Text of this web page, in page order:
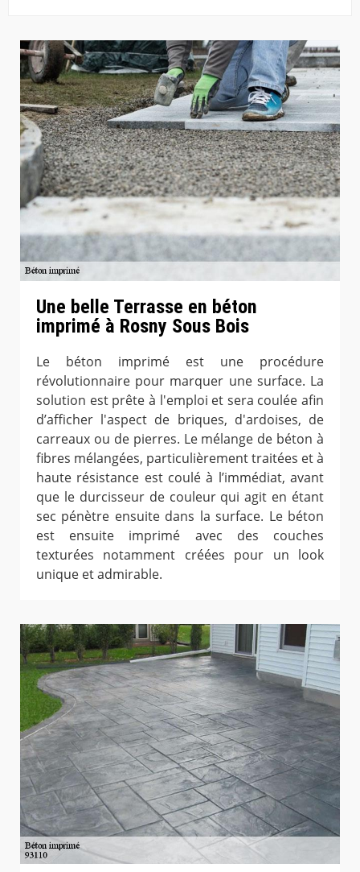
Une belle Terrasse en béton
imprimé à Rosny Sous Bois
Le béton imprimé est une procédure
révolutionnaire pour marquer une surface. La
solution est prête à l'emploi et sera coulée afin
d’afficher l'aspect de briques, d'ardoises, de
carreaux ou de pierres. Le mélange de béton à
fibres mélangées, particulièrement traitées et à
haute résistance est coulé à l’immédiat, avant
que le durcisseur de couleur qui agit en étant
sec pénètre ensuite dans la surface. Le béton
est ensuite imprimé avec des couches
texturées notamment créées pour un look
unique et admirable.